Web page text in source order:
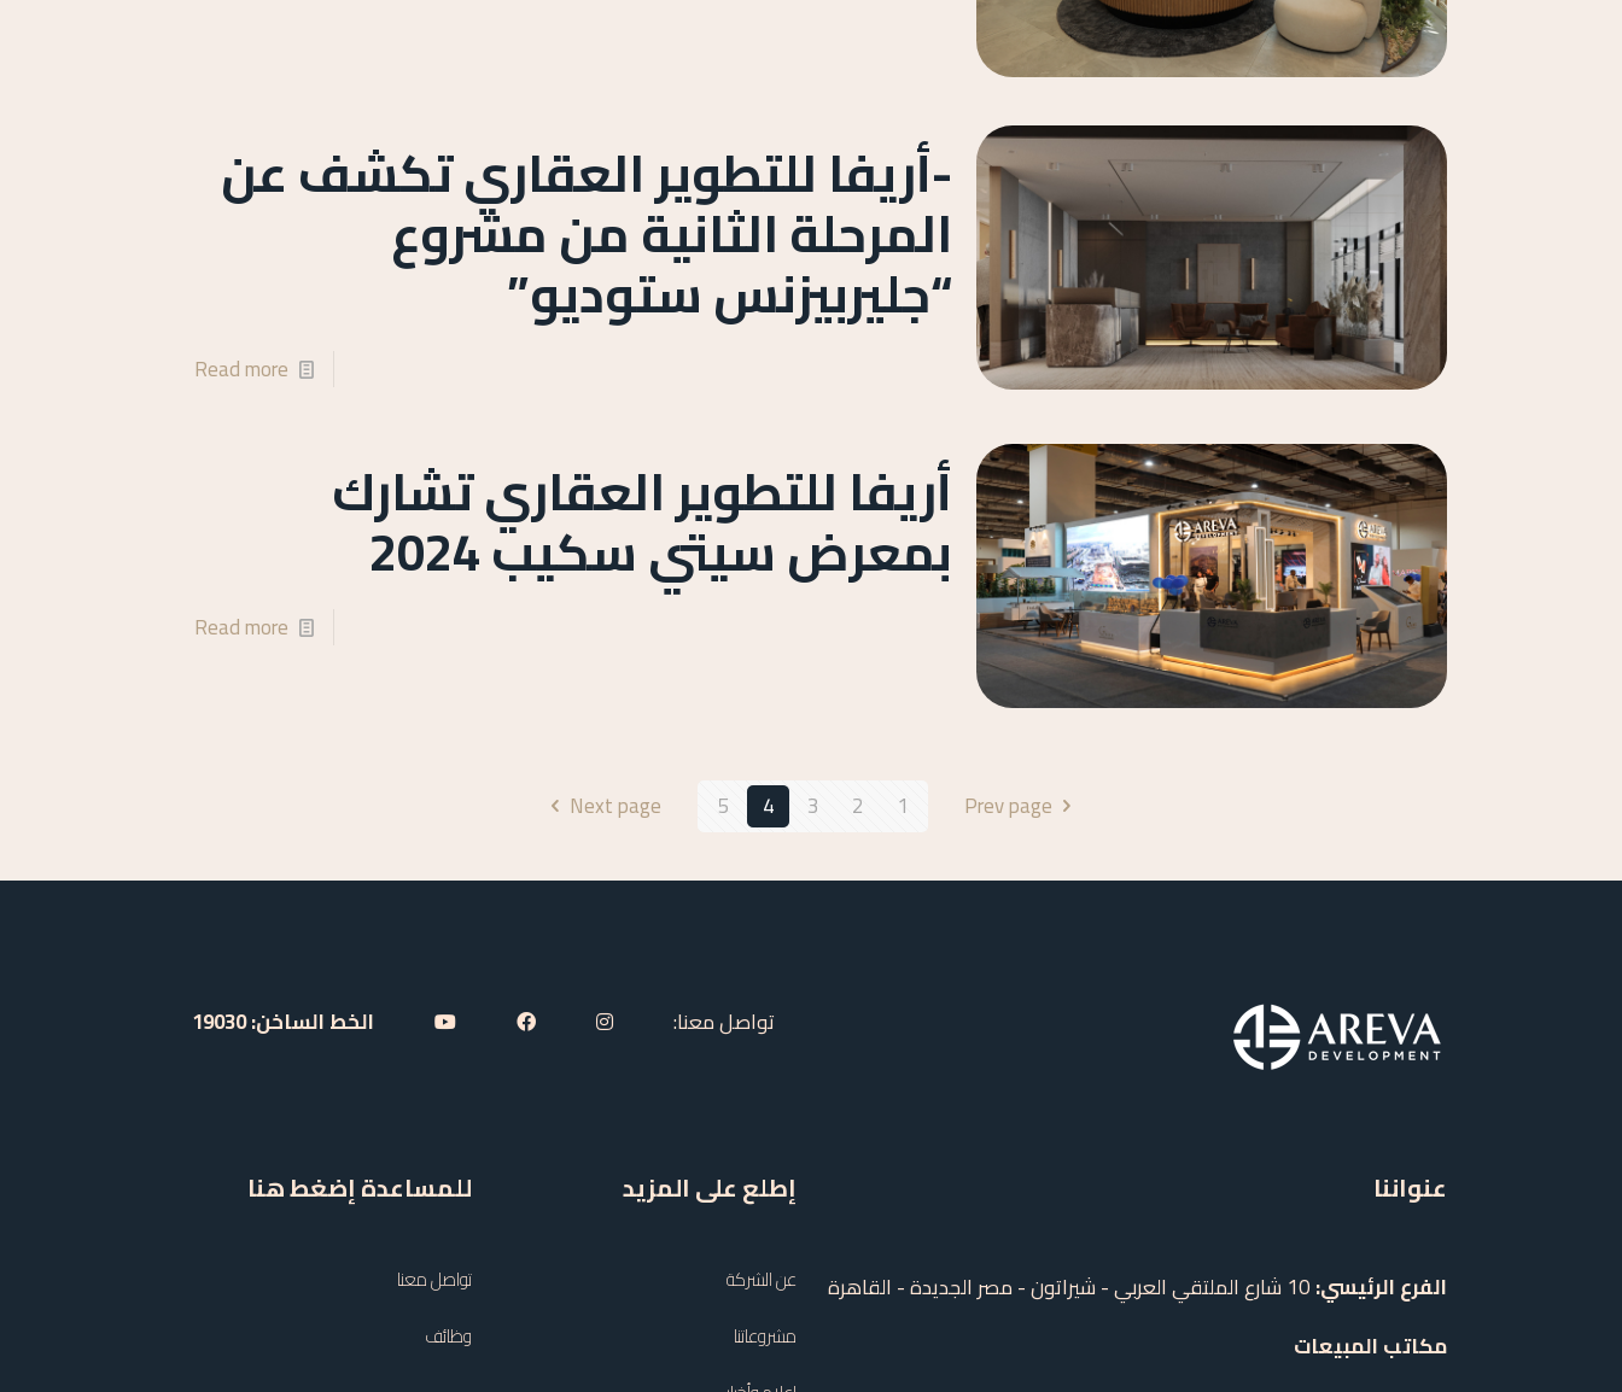
-أريفا للتطوير العقاري تكشف عن
المرحلة الثانية من مشروع
“جليربيزنس ستوديو”
Read more
أريفا للتطوير العقاري تشارك
بمعرض سيتي سكيب 2024
Read more
Prev page
1
2
3
4
5
Next page
تواصل معنا: الخط الساخن: 19030
عنواننا
الفرع الرئيسي:
مكاتب المبيعات
إطلع على المزيد
عن الشركة
مشروعاتنا
للمساعدة إضغط هنا
تواصل معنا
وظائف